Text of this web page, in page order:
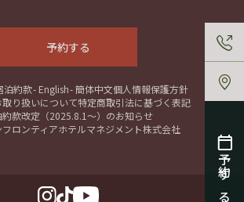
予約する
予約する
泊約款- English- 簡体中文個人情報保護方針
り扱いについて特定商取引法に基づく表記
約款改定（2025.8.1〜）のお知らせ
ロンティアホテルマネジメント株式会社